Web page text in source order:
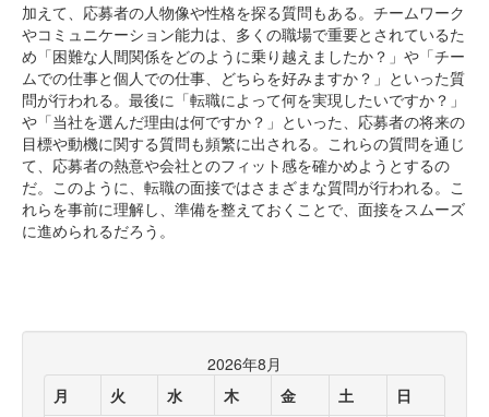
加えて、応募者の人物像や性格を探る質問もある。チームワーク
やコミュニケーション能力は、多くの職場で重要とされているた
め「困難な人間関係をどのように乗り越えましたか？」や「チー
ムでの仕事と個人での仕事、どちらを好みますか？」といった質
問が行われる。最後に「転職によって何を実現したいですか？」
や「当社を選んだ理由は何ですか？」といった、応募者の将来の
目標や動機に関する質問も頻繁に出される。これらの質問を通じ
て、応募者の熱意や会社とのフィット感を確かめようとするの
だ。このように、転職の面接ではさまざまな質問が行われる。こ
れらを事前に理解し、準備を整えておくことで、面接をスムーズ
に進められるだろう。
2026年8月
月
火 水 木 金 土
日